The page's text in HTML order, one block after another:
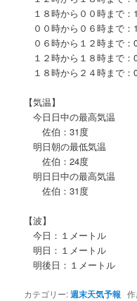
１８時から００時まで：
００時から０６時まで：
０６時から１２時まで：
１２時から１８時まで：
１８時から２４時まで：
【気温】
今日日中の最高気温
佐伯：31度
明日朝の最低気温
佐伯：24度
明日日中の最高気温
佐伯：31度
【波】
今日：１メートル
明日：１メートル
明後日：１メートル
カテゴリー:週末天気予報